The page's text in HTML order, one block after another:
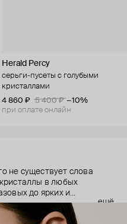
Herald Percy
серьги-пусеты с голубыми
кристаллами
4 860 ₽
5 400 ₽ −10%
при оплате онлайн
не существует слова
в любых
до ярких и
главным элементом
из мегаполиса, которой
ещё